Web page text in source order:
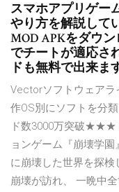
スマホアプリゲー
やり方を解説して
MOD APKをダウ
でチートが適応さ
ドも無料で出来ま
Vectorソフトウェアラ
作OS別にソフトを分
ド数3000万突破★★★
ョンゲーム『崩壊学
に崩壊した世界を探
崩壊が訪れ、 一晩中